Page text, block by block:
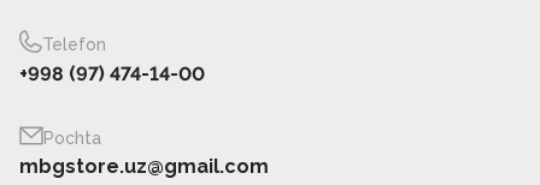
Telefon
+998 (97) 474-14-00
Pochta
mbgstore.uz@gmail.com